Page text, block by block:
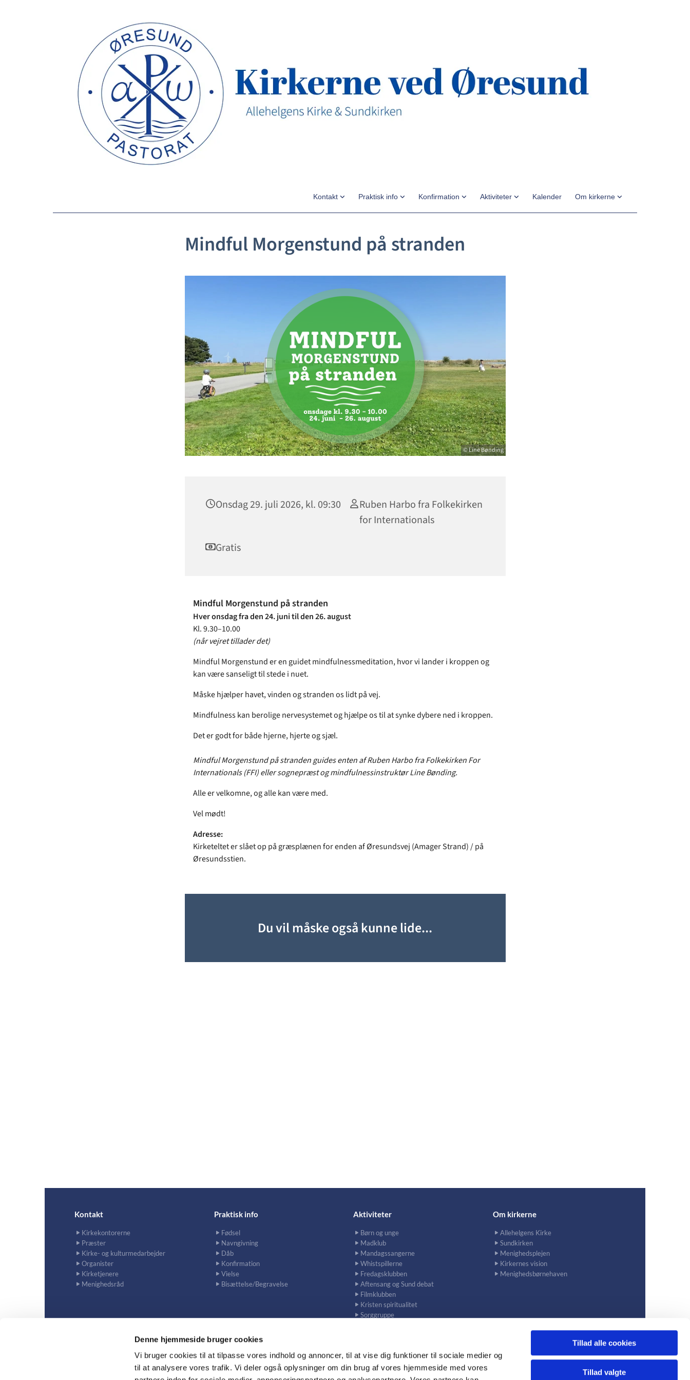
Denne hjemmeside bruger cookies
Vi bruger cookies til at tilpasse vores indhold og annoncer, til at vise dig funktioner til sociale medier og
til at analysere vores trafik. Vi deler også oplysninger om din brug af vores hjemmeside med vores
Tillad alle cookies
Tillad valgte
Kontakt Praktisk info Konfirmation Aktiviteter Kalender Om kirkerne
Mindful Morgenstund på stranden
© Line Bønding
Onsdag 29. juli 2026, kl. 09:30
Ruben Harbo fra Folkekirken
for Internationals
Gratis
Mindful Morgenstund på stranden
Hver onsdag fra den 24. juni til den 26. august
Kl. 9.30–10.00
(når vejret tillader det)
Mindful Morgenstund er en guidet mindfulnessmeditation, hvor vi lander i kroppen og
kan være sanseligt til stede i nuet.
Måske hjælper havet, vinden og stranden os lidt på vej.
Mindfulness kan berolige nervesystemet og hjælpe os til at synke dybere ned i kroppen.
Det er godt for både hjerne, hjerte og sjæl.
Mindful Morgenstund på stranden guides enten af Ruben Harbo fra Folkekirken For
Internationals (FFI) eller sognepræst og mindfulnessinstruktør Line Bønding.
Alle er velkomne, og alle kan være med.
Vel mødt!
Adresse:
Kirketeltet er slået op på græsplænen for enden af Øresundsvej (Amager Strand) / på
Øresundsstien.
Du vil måske også kunne lide...
Kontakt
Kirkekontorerne
Præster
Kirke- og kulturmedarbejder
Organister
Kirketjenere
Menighedsråd
Praktisk info
Fødsel
Navngivning
Dåb
Konfirmation
Vielse
Bisættelse/Begravelse
Aktiviteter
Børn og unge
Madklub
Mandagssangerne
Whistspillerne
Fredagsklubben
Aftensang og Sund debat
Filmklubben
Kristen spiritualitet
Sorggruppe
Om kirkerne
Allehelgens Kirke
Sundkirken
Menighedsplejen
Kirkernes vision
Menighedsbørnehaven
Allehelgens Kirke og Sundkirken · Ungarnsgade 43 / Lodivej 9 / 2300 København S